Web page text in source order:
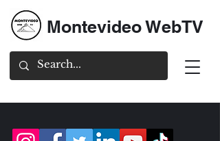
Montevideo WebTV